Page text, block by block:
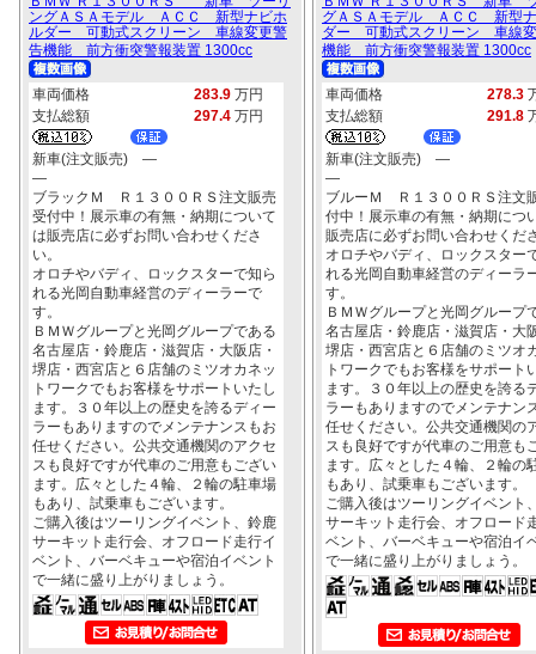
ングＡＳＡモデル ＡＣＣ 新型ナビホ
ルダー 可動式スクリーン 車線変更警
告機能 前方衝突警報装置 1300cc
車両価格 283.9 万円
支払総額
297.4 万円
新車(注文販売) ―
―
ブラックＭ Ｒ１３００ＲＳ注文販売
受付中！展示車の有無・納期について
は販売店に必ずお問い合わせくださ
い。
オロチやバディ、ロックスターで知ら
れる光岡自動車経営のディーラーで
す。
ＢＭＷグループと光岡グループである
名古屋店・鈴鹿店・滋賀店・大阪店・
堺店・西宮店と６店舗のミツオカネッ
トワークでもお客様をサポートいたし
ます。３０年以上の歴史を誇るディー
ラーもありますのでメンテナンスもお
任せください。公共交通機関のアクセ
スも良好ですが代車のご用意もござい
ます。広々とした４輪、２輪の駐車場
もあり、試乗車もございます。
ご購入後はツーリングイベント、鈴鹿
サーキット走行会、オフロード走行イ
ベント、バーベキューや宿泊イベント
で一緒に盛り上がりましょう。
グＡＳＡモデル ＡＣＣ 新型
ダー 可動式スクリーン 車線
機能 前方衝突警報装置 1300cc
車両価格 278.3
支払総額
291.8
新車(注文販売) ―
―
ブルーＭ Ｒ１３００ＲＳ注文
付中！展示車の有無・納期につ
販売店に必ずお問い合わせくだ
オロチやバディ、ロックスター
れる光岡自動車経営のディーラ
す。
ＢＭＷグループと光岡グループ
名古屋店・鈴鹿店・滋賀店・大
堺店・西宮店と６店舗のミツオ
トワークでもお客様をサポート
ます。３０年以上の歴史を誇る
ラーもありますのでメンテナン
任せください。公共交通機関の
スも良好ですが代車のご用意も
ます。広々とした４輪、２輪の
もあり、試乗車もございます。
ご購入後はツーリングイベント
サーキット走行会、オフロード
ベント、バーベキューや宿泊イ
で一緒に盛り上がりましょう。